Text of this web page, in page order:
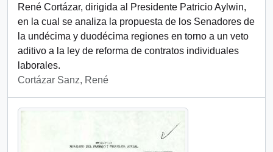
René Cortázar, dirigida al Presidente Patricio Aylwin,
en la cual se analiza la propuesta de los Senadores de
la undécima y duodécima regiones en torno a un veto
aditivo a la ley de reforma de contratos individuales
laborales.
Cortázar Sanz, René